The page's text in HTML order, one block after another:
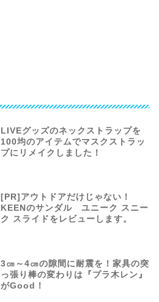
LIVEグッズのネックストラップを
100均のアイテムでマスクストラッ
プにリメイクしました！
[PR]アウトドアだけじゃない！
KEENのサンダル ユニーク スニー
ク スライドをレビューします。
3㎝～4㎝の隙間に耐震を！家具の突
っ張り棒の変わりは『プラ木レン』
がGood！